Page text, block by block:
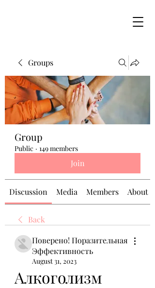
Groups
Group
Public · 149 members
Join
Discussion Media Members About
Back
Поверено! Поразительная
Эффективность
August 31, 2023
Алкоголизм